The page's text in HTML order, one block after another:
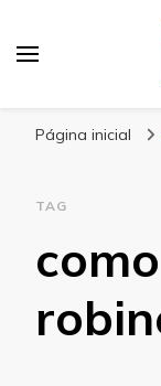
Página inicial
TAG